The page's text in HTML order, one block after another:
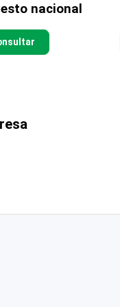
nacional